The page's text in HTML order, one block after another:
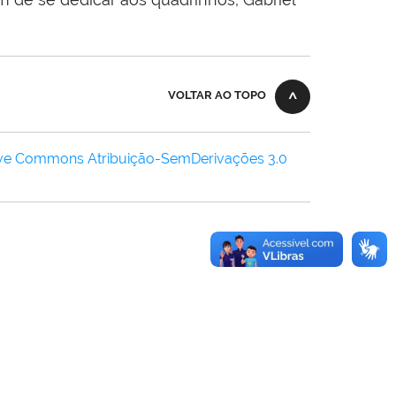
VOLTAR AO TOPO
Commons Atribuição-SemDerivações 3.0